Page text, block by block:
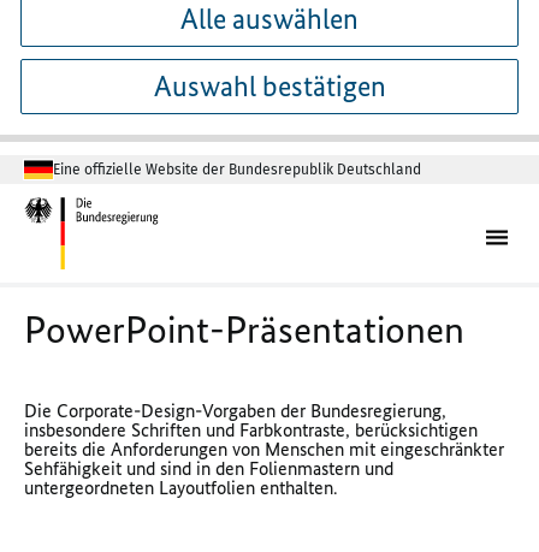
Alle auswählen
Auswahl bestätigen
Eine offizielle Website der Bundesrepublik Deutschland
PowerPoint-Präsentationen
Die Corporate-Design-Vorgaben der Bundesregierung,
insbesondere Schriften und Farbkontraste, berücksichtigen
bereits die Anforderungen von Menschen mit eingeschränkter
Sehfähigkeit und sind in den Folienmastern und
untergeordneten Layoutfolien enthalten.